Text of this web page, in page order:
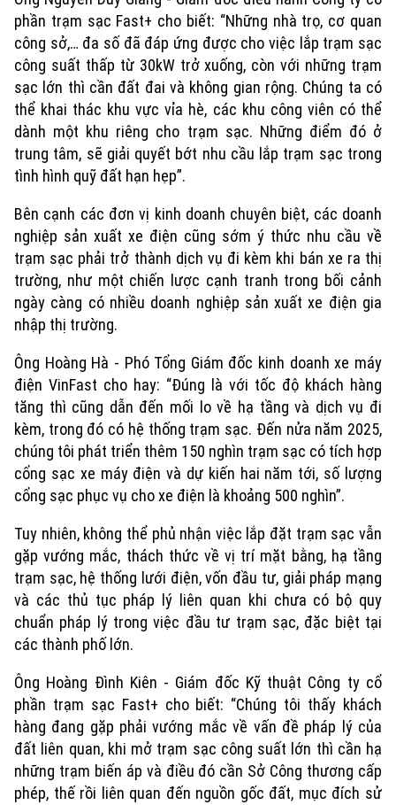
Xu hướng
phần trạm sạc Fast+ cho biết: “Những nhà trọ, cơ quan
công sở,… đa số đã đáp ứng được cho việc lắp trạm sạc
công suất thấp từ 30kW trở xuống, còn với những trạm
sạc lớn thì cần đất đai và không gian rộng. Chúng ta có
thể khai thác khu vực vỉa hè, các khu công viên có thể
dành một khu riêng cho trạm sạc. Những điểm đó ở
trung tâm, sẽ giải quyết bớt nhu cầu lắp trạm sạc trong
tình hình quỹ đất hạn hẹp”.
Bên cạnh các đơn vị kinh doanh chuyên biệt, các doanh
nghiệp sản xuất xe điện cũng sớm ý thức nhu cầu về
trạm sạc phải trở thành dịch vụ đi kèm khi bán xe ra thị
trường, như một chiến lược cạnh tranh trong bối cảnh
ngày càng có nhiều doanh nghiệp sản xuất xe điện gia
nhập thị trường.
Ông Hoàng Hà - Phó Tổng Giám đốc kinh doanh xe máy
điện VinFast cho hay: “Đúng là với tốc độ khách hàng
tăng thì cũng dẫn đến mối lo về hạ tầng và dịch vụ đi
kèm, trong đó có hệ thống trạm sạc. Đến nửa năm 2025,
chúng tôi phát triển thêm 150 nghìn trạm sạc có tích hợp
cổng sạc xe máy điện và dự kiến hai năm tới, số lượng
cổng sạc phục vụ cho xe điện là khoảng 500 nghìn”.
Tuy nhiên, không thể phủ nhận việc lắp đặt trạm sạc vẫn
gặp vướng mắc, thách thức về vị trí mặt bằng, hạ tầng
trạm sạc, hệ thống lưới điện, vốn đầu tư, giải pháp mạng
và các thủ tục pháp lý liên quan khi chưa có bộ quy
chuẩn pháp lý trong việc đầu tư trạm sạc, đặc biệt tại
các thành phố lớn.
Ông Hoàng Đình Kiên - Giám đốc Kỹ thuật Công ty cổ
phần trạm sạc Fast+ cho biết: “Chúng tôi thấy khách
hàng đang gặp phải vướng mắc về vấn đề pháp lý của
đất liên quan, khi mở trạm sạc công suất lớn thì cần hạ
những trạm biến áp và điều đó cần Sở Công thương cấp
phép, thế rồi liên quan đến nguồn gốc đất, mục đích sử